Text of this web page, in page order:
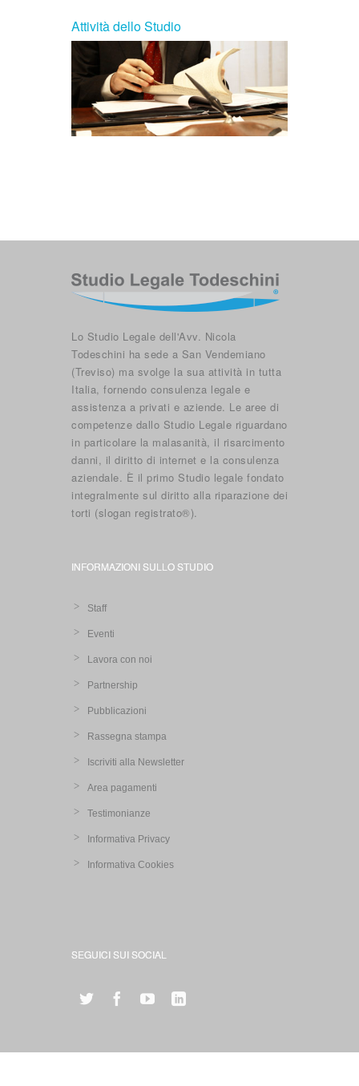
Attività dello Studio
Lo Studio Legale dell'Avv. Nicola
Todeschini ha sede a San Vendemiano
(Treviso) ma svolge la sua attività in tutta
Italia, fornendo consulenza legale e
assistenza a privati e aziende. Le aree di
competenze dallo Studio Legale riguardano
in particolare la malasanità, il risarcimento
danni, il diritto di internet e la consulenza
aziendale. È il primo Studio legale fondato
integralmente sul diritto alla riparazione dei
torti (slogan registrato®).
INFORMAZIONI SULLO STUDIO
Staff
Eventi
Lavora con noi
Partnership
Pubblicazioni
Rassegna stampa
Iscriviti alla Newsletter
Area pagamenti
Testimonianze
Informativa Privacy
Informativa Cookies
SEGUICI SUI SOCIAL